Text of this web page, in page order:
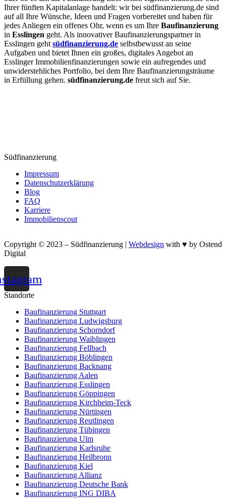
Ihrer fünften Kapitalanlage handelt: wir bei südfinanzierung.de sind
auf all Ihre Wünsche, Ideen und Fragen vorbereitet und haben für
jedes Anliegen ein offenes Ohr, wenn es um Ihre Baufinanzierung
in Esslingen geht. Als innovativer Baufinanzierungspartner in
Esslingen geht südfinanzierung.de selbstbewusst an seine
Aufgaben und bietet Ihnen ein großes, digitales Angebot an
Esslinger Immobilienfinanzierungen sowie ein aufregendes und
unwiderstehliches Portfolio, bei dem Ihre Baufinanzierungsträume
in Erfüllung gehen. südfinanzierung.de freut sich auf Sie.
Südfinanzierung
Impressum
Datenschutzerklärung
Blog
FAQ
Karriere
Immobilienscout
Copyright © 2023 – Südfinanzierung | Webdesign with ♥ by Ostend
Digital
Standorte
Baufinanzierung Stuttgart
Baufinanzierung Ludwigsburg
Baufinanzierung Schorndorf
Baufinanzierung Waiblingen
Baufinanzierung Fellbach
Baufinanzierung Böblingen
Baufinanzierung Backnang
Baufinanzierung Aalen
Baufinanzierung Esslingen
Baufinanzierung Göppingen
Baufinanzierung Kirchheim-Teck
Baufinanzierung Nürtingen
Baufinanzierung Reutlingen
Baufinanzierung Tübingen
Baufinanzierung Ulm
Baufinanzierung Karlsruhe
Baufinanzierung Heilbronn
Baufinanzierung Kiel
Baufinanzierung Allianz
Baufinanzierung Deutsche Bank
Baufinanzierung ING DIBA